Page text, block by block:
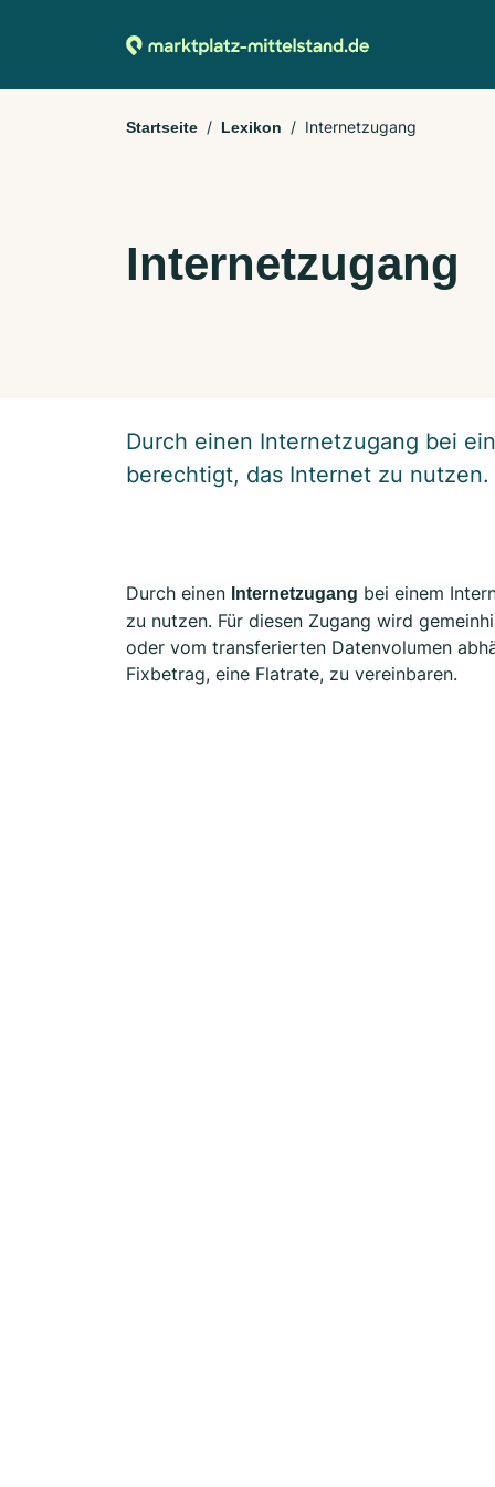
Startseite Lexikon Internetzugang
Internetzugang
Durch einen Internetzugang bei
berechtigt, das Internet zu nutzen.
Durch einen Internetzugang bei einem
zu nutzen. Für diesen Zugang wird
oder vom transferierten Datenvolumen
Fixbetrag, eine Flatrate, zu vereinbaren.